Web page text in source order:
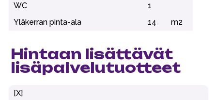
WC
1
Yläkerran pinta-ala
14 m2
Hintaan lisättävät
lisäpalvelutuotteet
[X]